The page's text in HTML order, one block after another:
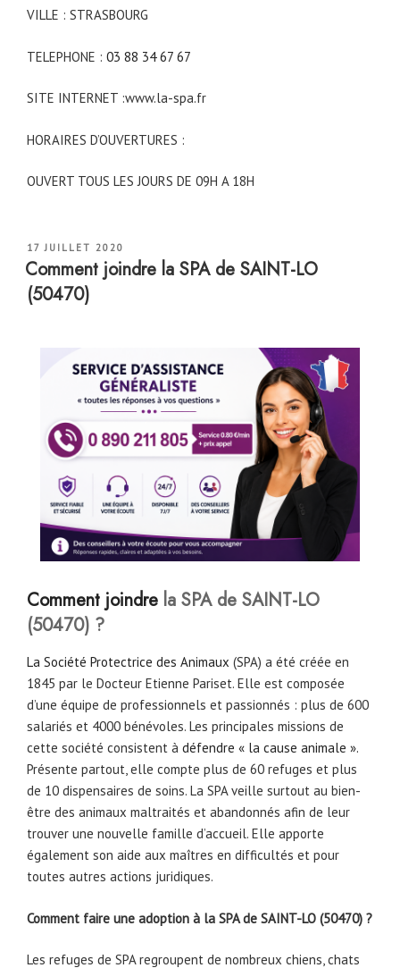
VILLE : STRASBOURG
TELEPHONE : 03 88 34 67 67
SITE INTERNET :www.la-spa.fr
HORAIRES D’OUVERTURES :
OUVERT TOUS LES JOURS DE 09H A 18H
PUBLIÉ
LE
17 JUILLET 2020
Comment joindre la SPA de SAINT-LO
(50470)
Comment joindre la SPA de SAINT-LO
(50470) ?
La Société Protectrice des Animaux (SPA) a été créée en
1845 par le Docteur Etienne Pariset. Elle est composée
d’une équipe de professionnels et passionnés : plus de 600
salariés et 4000 bénévoles. Les principales missions de
cette société consistent à défendre « la cause animale ».
Présente partout, elle compte plus de 60 refuges et plus
de 10 dispensaires de soins. La SPA veille surtout au bien-
être des animaux maltraités et abandonnés afin de leur
trouver une nouvelle famille d’accueil. Elle apporte
également son aide aux maîtres en difficultés et pour
toutes autres actions juridiques.
Comment faire une adoption à la SPA de SAINT-LO (50470) ?
Les refuges de SPA regroupent de nombreux chiens, chats